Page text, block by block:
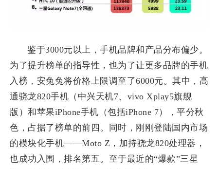
鉴于3000元以上，手机品牌和产品分布偏少。
为了提升榜单的指导性，也为了让更多品牌的手机
入榜，安兔兔将价格上限调至了6000元。其中，高
通骁龙820手机（中兴天机7、vivo Xplay5旗舰
版）和苹果iPhone手机（包括iPhone 7），平分秋
色，占据了榜单的前四。同时，刚刚登陆国内市场
的模块化手机——Moto Z，加持骁龙820处理器，
也成功入围，排名第五。至于最近的“爆款”三星